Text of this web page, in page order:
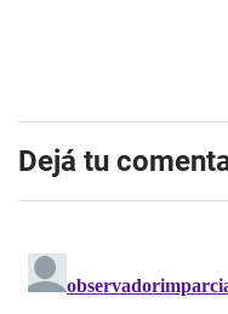
Dejá tu